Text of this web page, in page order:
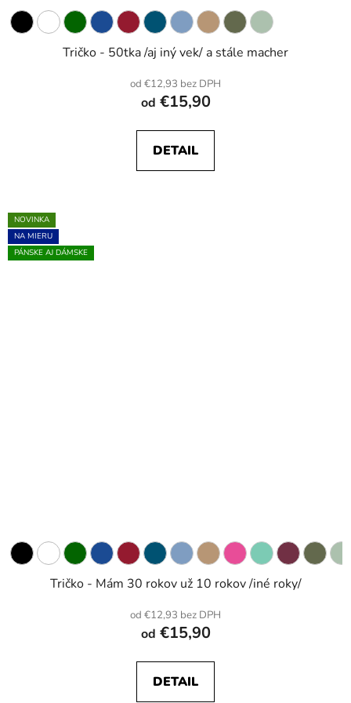
Tričko - 50tka /aj iný vek/ a stále macher
od €12,93 bez DPH
od €15,90
DETAIL
NOVINKA
NA MIERU
PÁNSKE AJ DÁMSKE
Tričko - Mám 30 rokov už 10 rokov /iné roky/
od €12,93 bez DPH
od €15,90
DETAIL